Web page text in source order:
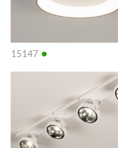
15147 •
Info